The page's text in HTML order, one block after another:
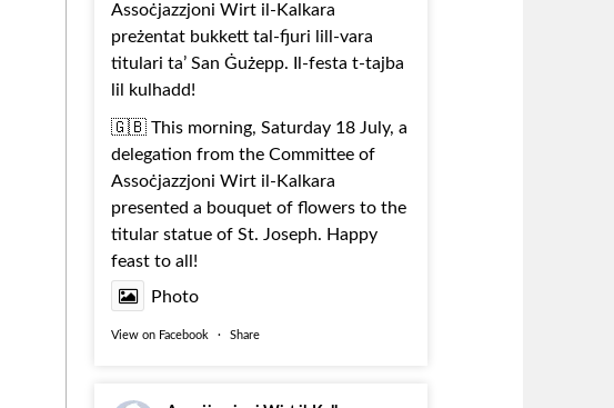
Assoċjazzjoni Wirt il-Kalkara
preżentat bukkett tal-fjuri lill-vara
titulari ta’ San Ġużepp. Il-festa t-tajba
lil kulhadd!
🇬🇧 This morning, Saturday 18 July, a
delegation from the Committee of
Assoċjazzjoni Wirt il-Kalkara
presented a bouquet of flowers to the
titular statue of St. Joseph. Happy
feast to all!
Photo
View on Facebook · Share